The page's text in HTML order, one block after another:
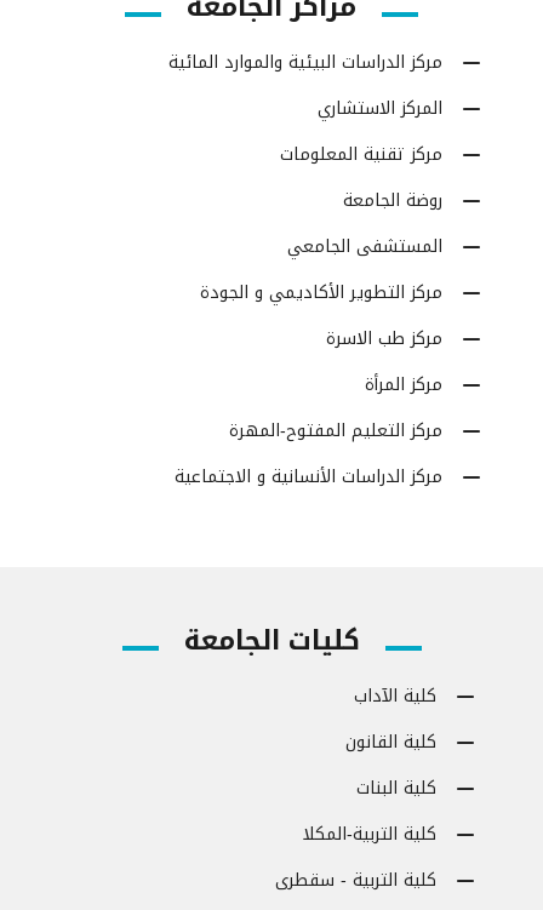
مركز الدراسات البيئية والموارد المائية
المركز الاستشاري
مركز تقنية المعلومات
روضة الجامعة
المستشفى الجامعي
مركز التطوير الأكاديمي و الجودة
مركز طب الاسرة
مركز المرأة
مركز التعليم المفتوح-المهرة
مركز الدراسات الأنسانية و الاجتماعية
كليات الجامعة
كلية الآداب
كلية القانون
كلية البنات
كلية التربية-المكلا
كلية التربية - سقطرى